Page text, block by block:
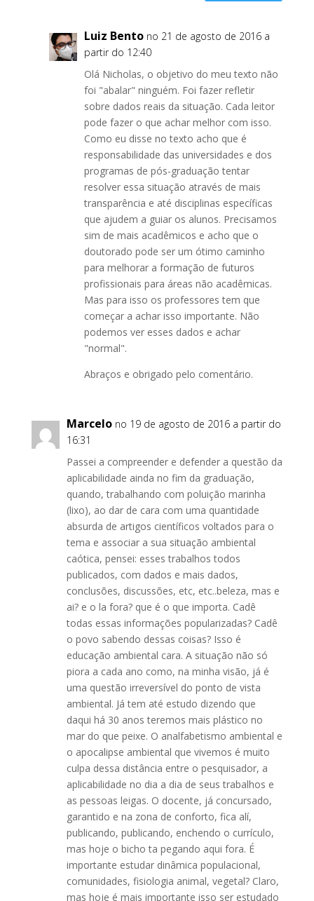
Luiz Bento no 21 de agosto de 2016 a
partir do 12:40
Olá Nicholas, o objetivo do meu texto não
foi "abalar" ninguém. Foi fazer refletir
sobre dados reais da situação. Cada leitor
pode fazer o que achar melhor com isso.
Como eu disse no texto acho que é
responsabilidade das universidades e dos
programas de pós-graduação tentar
resolver essa situação através de mais
transparência e até disciplinas específicas
que ajudem a guiar os alunos. Precisamos
sim de mais acadêmicos e acho que o
doutorado pode ser um ótimo caminho
para melhorar a formação de futuros
profissionais para áreas não acadêmicas.
Mas para isso os professores tem que
começar a achar isso importante. Não
podemos ver esses dados e achar
"normal".
Abraços e obrigado pelo comentário.
Marcelo no 19 de agosto de 2016 a partir do
16:31
Passei a compreender e defender a questão da
aplicabilidade ainda no fim da graduação,
quando, trabalhando com poluição marinha
(lixo), ao dar de cara com uma quantidade
absurda de artigos científicos voltados para o
tema e associar a sua situação ambiental
caótica, pensei: esses trabalhos todos
publicados, com dados e mais dados,
conclusões, discussões, etc, etc..beleza, mas e
ai? e o la fora? que é o que importa. Cadê
todas essas informações popularizadas? Cadê
o povo sabendo dessas coisas? Isso é
educação ambiental cara. A situação não só
piora a cada ano como, na minha visão, já é
uma questão irreversível do ponto de vista
ambiental. Já tem até estudo dizendo que
daqui há 30 anos teremos mais plástico no
mar do que peixe. O analfabetismo ambiental e
o apocalipse ambiental que vivemos é muito
culpa dessa distância entre o pesquisador, a
aplicabilidade no dia a dia de seus trabalhos e
as pessoas leigas. O docente, já concursado,
garantido e na zona de conforto, fica alí,
publicando, publicando, enchendo o currículo,
mas hoje o bicho ta pegando aqui fora. É
importante estudar dinâmica populacional,
comunidades, fisiologia animal, vegetal? Claro,
mas hoje é mais importante isso ser estudado